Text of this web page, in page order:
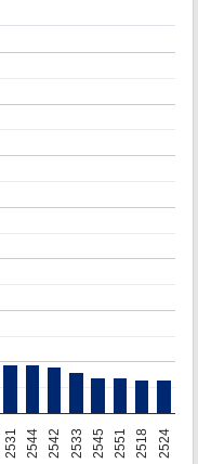
2531 2544 2542 2533 2545 2551 2518 2524